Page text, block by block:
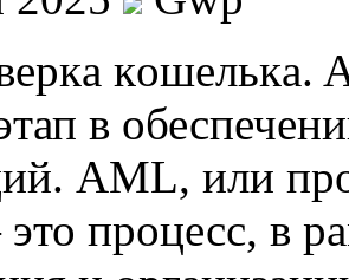
кoшeлькa.
в
AML, или
процесс, в